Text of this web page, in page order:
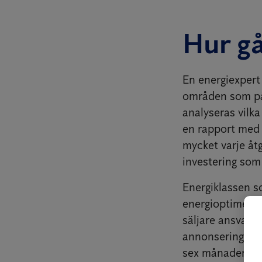
Hur
En
områden som
analyseras
en rapport
mycket varje
investering
Energiklassen
säljare
annonsering.
sex månader